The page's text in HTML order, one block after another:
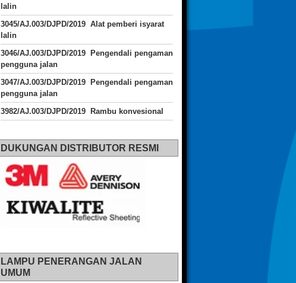
lalin
3045/AJ.003/DJPD/2019 Alat pemberi isyarat
lalin
3046/AJ.003/DJPD/2019 Pengendali pengaman
pengguna jalan
3047/AJ.003/DJPD/2019 Pengendali pengaman
pengguna jalan
3982/AJ.003/DJPD/2019 Rambu konvesional
DUKUNGAN DISTRIBUTOR RESMI
LAMPU PENERANGAN JALAN
UMUM